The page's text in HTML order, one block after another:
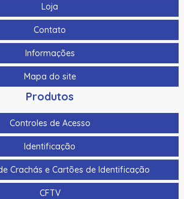
Loja
Contato
Informações
Mapa do site
Produtos
Controles de Acesso
Identificação
Crachás e Cartões de Identificação
CFTV